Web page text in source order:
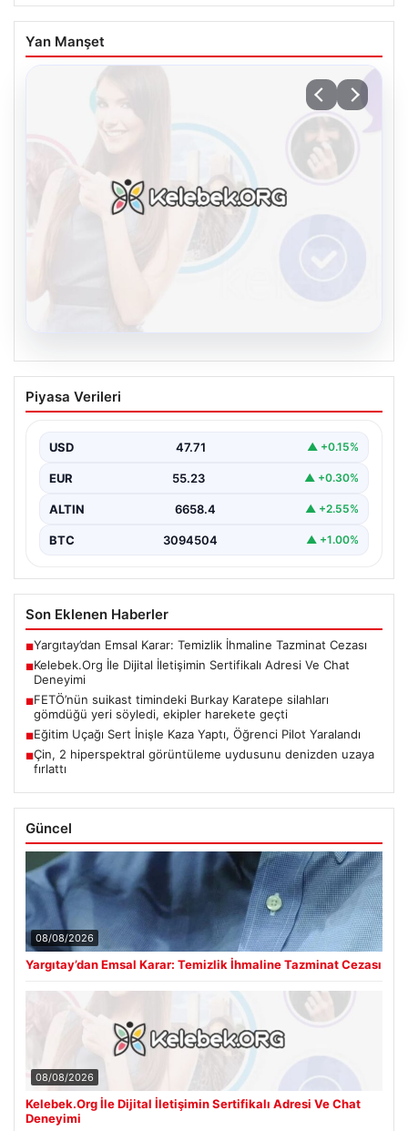
Yan Manşet
Kelebek.Org İle Dijital İletişimin
Sertifikalı Adresi Ve Chat Deneyimi
kurması kritik bir değer ifade etmektedir. Günümüzde…
Piyasa Verileri
USD 47.71 ▲ +0.15%
EUR 55.23 ▲ +0.30%
ALTIN 6658.4 ▲ +2.55%
BTC 3094504 ▲ +1.00%
Son Eklenen Haberler
■Yargıtay’dan Emsal Karar: Temizlik İhmaline Tazminat Cezası
■Kelebek.Org İle Dijital İletişimin Sertifikalı Adresi Ve Chat
Deneyimi
■FETÖ’nün suikast timindeki Burkay Karatepe silahları
gömdüğü yeri söyledi, ekipler harekete geçti
■Eğitim Uçağı Sert İnişle Kaza Yaptı, Öğrenci Pilot Yaralandı
■Çin, 2 hiperspektral görüntüleme uydusunu denizden uzaya
fırlattı
Güncel
08/08/2026
Yargıtay’dan Emsal Karar: Temizlik İhmaline Tazminat Cezası
08/08/2026
Kelebek.Org İle Dijital İletişimin Sertifikalı Adresi Ve Chat
Deneyimi